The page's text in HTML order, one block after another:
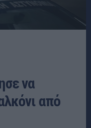
να
από